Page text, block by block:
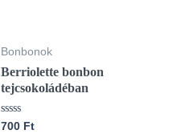
Bonbonok
Berriolette bonbon
tejcsokoládéban
Értékelés:
700 Ft